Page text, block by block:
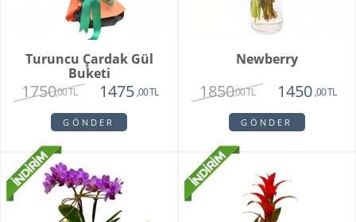
Turuncu Çardak Gül
Buketi
1750,00 TL 1475 ,00 TL
GÖNDER
Newberry
1850,00 TL 1450 ,00 TL
GÖNDER